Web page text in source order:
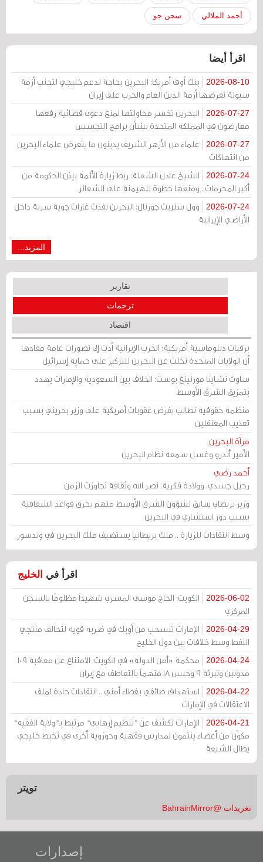
أحمد الملالي سجن جو
اقرأ أيضا
2026-08-10
بنك أوف أمريكا: البحرين بحاجة لدعم خليجي لتجنب أزمة
سيولة تفرضها أزمة الدين العام والحرب على إيران
2026-07-27
البحرين تخسر محاولتها لمنع دعوى قضائية رفعها
معارضون في المملكة المتحدة بشأن برامج التجسس
2026-07-27
علماء من الأزهر الشريف يدينون ما يتعرض علماء البحرين
من انتهاكات
2026-07-24
الشيخ عادل الشعلة: ربط زيارة الأئمة بإذن الحكومة من
أكبر المحرمات.. ومنعها خطوة للهيمنة على الشعائر
2026-07-24
وول ستريت جورنال: البحرين نفذت غارات جوية سرية داخل
الأراضي الإيرانية
المزيد...
تقارير
ترجمات
اقتصاد
برقيات دبلوماسية أمريكية: الحرب الإيرانية أدت إلى تصورات عامة مفادها
أن الولايات المتحدة تخلت عن البحرين للتركيز على حماية إسرائيل
ساوث تشاينا مورنينغ بوست: الخلاف بين السعودية والإمارات يهدد
بتمزيق الشرق الأوسط
منظمة حقوقية تطالب بفرض عقوبات أمريكية على وزير بحريني بسبب
تعذيب المعتقلين
مرآة البحرين
الأمير أندرو وغسل سمعة نظام البحرين
أحمد رضي
رحيل جسدي، وولادة فكرية: نصر الله وثقافة تجاوزت الزمن
وزير بريطاني سابق لشؤون الشرق الأوسط متهم بخرق قواعد الشفافية
بسبب دور استشاري في البحرين
وسط انتقادات للزيارة .. ملك بريطانيا يستضيف ملك البحرين في وندسور
اقرأ في الخليج
2026-06-02
الكويت: الحاج موسى المسري شهيداً مظلومًا بالسجن
المركزي
2026-04-29
الإمارات تنسحب من أوبك في ضربة قوية لتحالف منتجي
النفط وسط خلافات بين دول الخليج
2026-04-24
محكمة «أمن الدولة» في الكويت: الامتناع عن معاقبة 109
مدونين وتبرئة 9 وحبس 18 متهماً بالتعاطف مع إيران
2026-04-22
استهداف طائفي بغطاء أمني .. انتقادات حادة لملف
الاعتقالات في الإمارات
2026-04-21
الإمارات تكشف عن "تنظيم إرهابي" مرتبط بـ"ولاية الفقيه"
مكوّن من أعضاء ينتمون لمدارس فقهية وحوزوية أخرى في تخبط خليجي
يطال الشيعة
تويتر
تغريدات @BahrainMirror
إصدارات